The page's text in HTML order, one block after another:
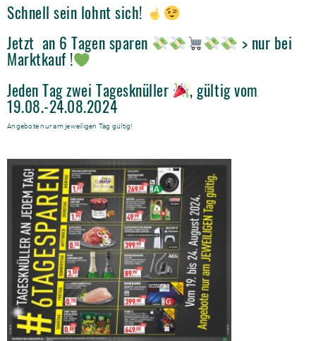
Schnell sein lohnt sich!
Jetzt an 6 Tagen sparen
> nur bei
Marktkauf !
Jeden Tag zwei Tagesknüller
, gültig vom
19.08.-24.08.2024
Angebote nur am jeweiligen Tag gültig!